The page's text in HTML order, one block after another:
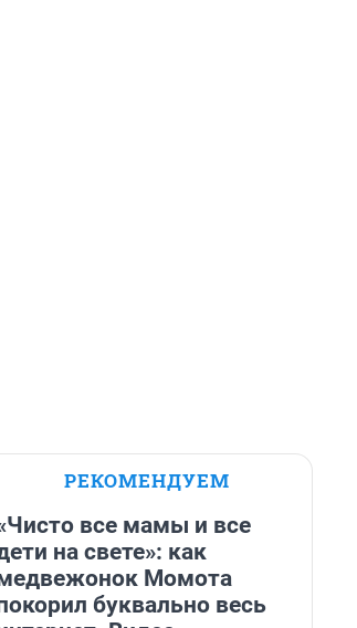
РЕКОМЕНДУЕМ
все мамы и все
на свете»: как
Момота
буквально весь